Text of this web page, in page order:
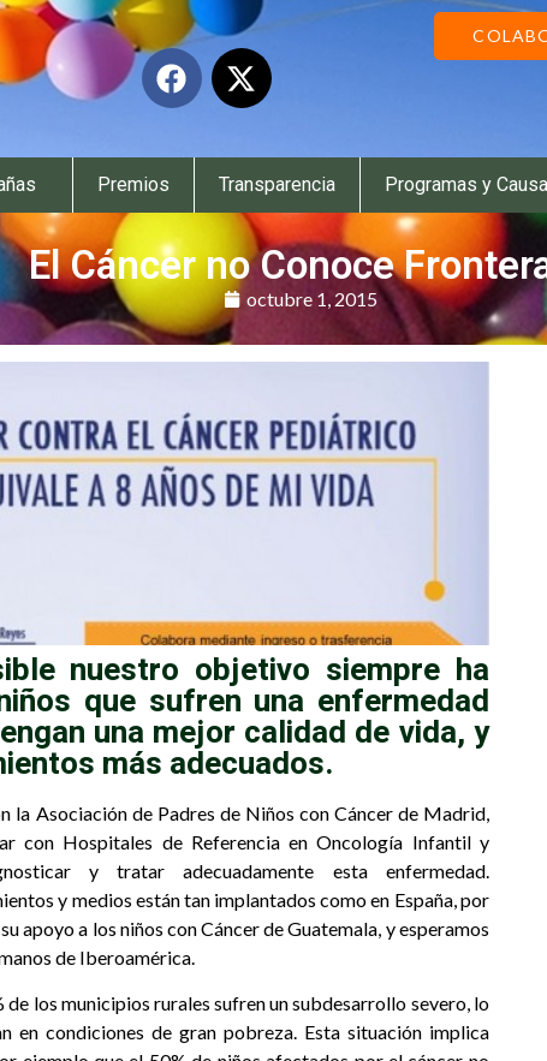
Premios Transparencia Programas y
El Cáncer no Conoce
octubre 1, 2015
nuestro objetivo siempre ha
que sufren una enfermedad
una mejor calidad de vida, y
más adecuados.
la Asociación de Padres de Niños con Cáncer de Madrid,
con Hospitales de Referencia en Oncología Infantil y
y tratar adecuadamente esta enfermedad.
y medios están tan implantados como en España, por
apoyo a los niños con Cáncer de Guatemala, y esperamos
de Iberoamérica.
los municipios rurales sufren un subdesarrollo severo, lo
en condiciones de gran pobreza. Esta situación implica